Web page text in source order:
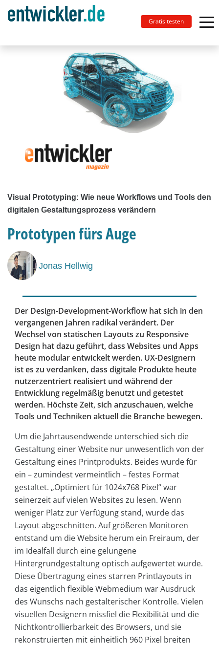
Gratis testen
Visual Prototyping: Wie neue Workflows und Tools den
digitalen Gestaltungsprozess verändern
Prototypen fürs Auge
Jonas Hellwig
Der Design-Development-Workflow hat sich in den
vergangenen Jahren radikal verändert. Der
Wechsel von statischen Layouts zu Responsive
Design hat dazu geführt, dass Websites und Apps
heute modular entwickelt werden. UX-Designern
ist es zu verdanken, dass digitale Produkte heute
nutzerzentriert realisiert und während der
Entwicklung regelmäßig benutzt und getestet
werden. Höchste Zeit, sich anzuschauen, welche
Tools und Techniken aktuell die Branche bewegen.
Um die Jahrtausendwende unterschied sich die
Gestaltung einer Website nur unwesentlich von der
Gestaltung eines Printprodukts. Beides wurde für
ein – zumindest vermeintlich – festes Format
gestaltet. „Optimiert für 1024x768 Pixel“ war
seinerzeit auf vielen Websites zu lesen. Wenn
weniger Platz zur Verfügung stand, wurde das
Layout abgeschnitten. Auf größeren Monitoren
entstand um die Website herum ein Freiraum, der
im Idealfall durch eine gelungene
Hintergrundgestaltung optisch aufgewertet wurde.
Diese Übertragung eines starren Printlayouts in
das eigentlich flexible Webmedium war Ausdruck
des Wunschs nach gestalterischer Kontrolle. Vielen
visuellen Designern missfiel die Flexibilität und die
Nichtkontrollierbarkeit des Browsers, und sie
rekonstruierten mit einheitlich 960 Pixel breiten